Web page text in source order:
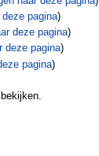
pagina)
deze pagina)
deze pagina)
pagina)